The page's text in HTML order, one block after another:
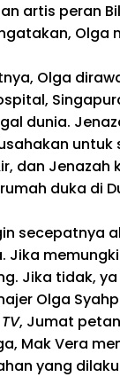
artis peran
Olga
Olga
dunia.
untuk
dan Jenazah
duka di
secepatnya
Jika
Jika tidak,
Olga
, Jumat
Mak Vera
yang